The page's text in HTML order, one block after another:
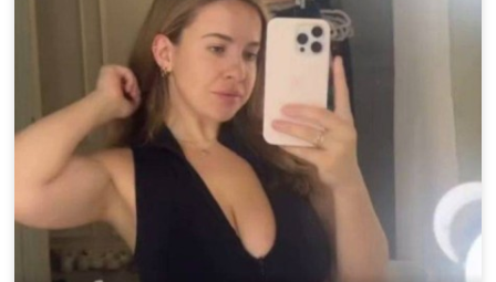
upload your own photo
100% FREE
×10 more visibility